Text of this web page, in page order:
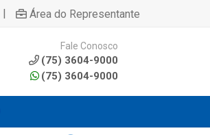
| Área do Representante
Fale Conosco
(75) 3604-9000
(75) 3604-9000